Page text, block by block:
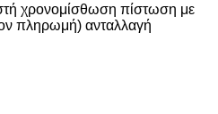
χρονομίσθωση πίστωση με
πληρωμή) ανταλλαγή